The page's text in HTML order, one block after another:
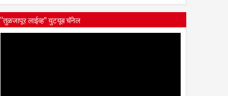
“तुळजापूर लाईव्ह” युटयूब चॅनेल